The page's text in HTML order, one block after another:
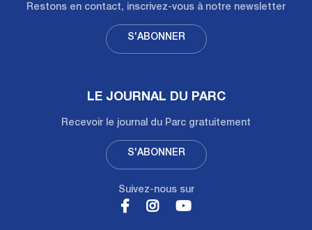
Restons en contact, inscrivez-vous à notre newsletter
S'ABONNER
LE JOURNAL DU PARC
Recevoir le journal du Parc gratuitement
S'ABONNER
Suivez-nous sur